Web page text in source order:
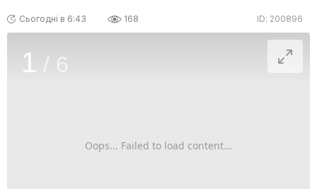
Сьогодні в 6:43 168 ID: 200896
Oops... Failed to load content...
1 / 6